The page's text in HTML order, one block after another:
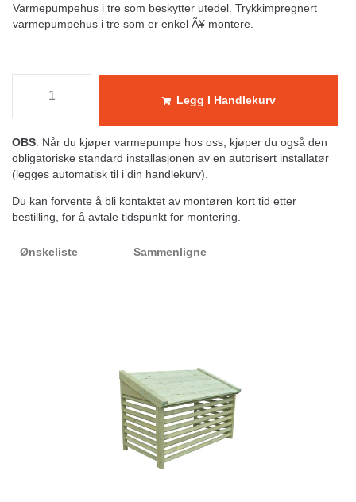
Varmepumpehus i tre som beskytter utedel. Trykkimpregnert
varmepumpehus i tre som er enkel Ã¥ montere.
Legg I Handlekurv
OBS: Når du kjøper varmepumpe hos oss, kjøper du også den
obligatoriske standard installasjonen av en autorisert installatør
(legges automatisk til i din handlekurv).
Du kan forvente å bli kontaktet av montøren kort tid etter
bestilling, for å avtale tidspunkt for montering.
Ønskeliste Sammenligne